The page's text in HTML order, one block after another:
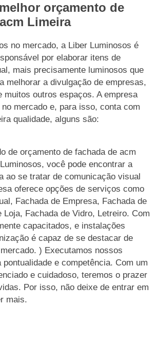
orçamento de
Limeira
no mercado, a Liber Luminosos é
por elaborar itens de
mais precisamente luminosos que
melhorar a divulgação de empresas,
muitos outros espaços. A empresa
mercado e, para isso, conta com
qualidade, alguns são:
de orçamento de fachada de acm
você pode encontrar a
ao se tratar de comunicação visual
oferece opções de serviços como
Fachada de Empresa, Fachada de
Loja, Fachada de Vidro, Letreiro. Com
capacitados, e instalações
é capaz de se destacar de
) Executamos nossos
e competência. Com um
e cuidadoso, teremos o prazer
Por isso, não deixe de entrar em
mais.